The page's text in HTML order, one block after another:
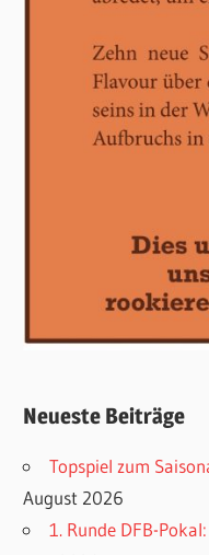
Neueste Beiträge
Topspiel zum
August 2026
1. Runde DFB-